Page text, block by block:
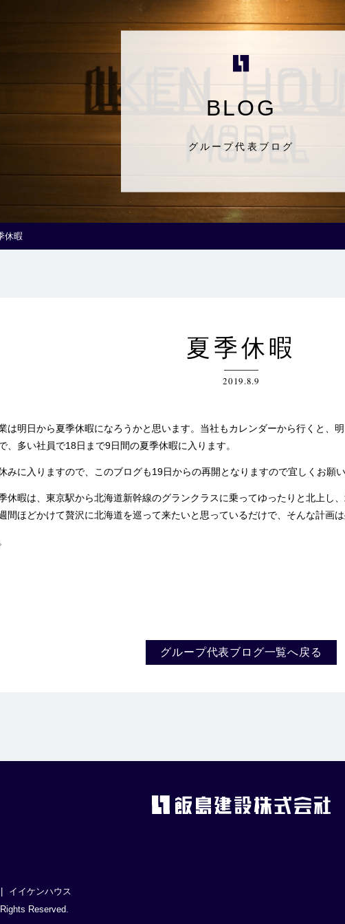
BLOG
グループ代表ブログ
休暇
夏季休暇
2019.8.9
は明日から夏季休暇になろうかと思います。当社もカレンダーから行くと、
、多い社員で18日まで9日間の夏季休暇に入ります。
に入りますので、このブログも19日からの再開となりますので宜しくお願い
休暇は、東京駅から北海道新幹線のグランクラスに乗ってゆったりと北上し
間ほどかけて贅沢に北海道を巡って来たいと思っているだけで、そんな計画
グループ代表ブログ一覧へ戻る
イイケンハウス
Reserved.